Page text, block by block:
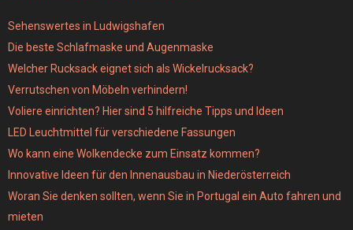
Sehenswertes in Ludwigshafen
Die beste Schlafmaske und Augenmaske
Welcher Rucksack eignet sich als Wickelrucksack?
Verrutschen von Möbeln verhindern!
Voliere einrichten? Hier sind 5 hilfreiche Tipps und Ideen
LED Leuchtmittel für verschiedene Fassungen
Wo kann eine Wolkendecke zum Einsatz kommen?
Innovative Ideen für den Innenausbau in Niederösterreich
Woran Sie denken sollten, wenn Sie in Portugal ein Auto fahren und
mieten